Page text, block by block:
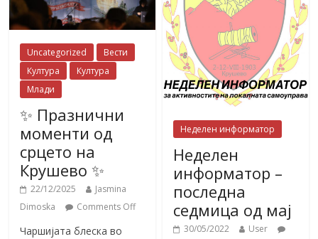
Uncategorized
Вести
Култура
Култура
Млади
✨ Празнични
моменти од
срцето на
Крушево ✨
22/12/2025
Jasmina
Dimoska
Comments Off
Чаршијата блеска во
Неделен информатор
Неделен
информатор –
последна
седмица од мај
30/05/2022
User